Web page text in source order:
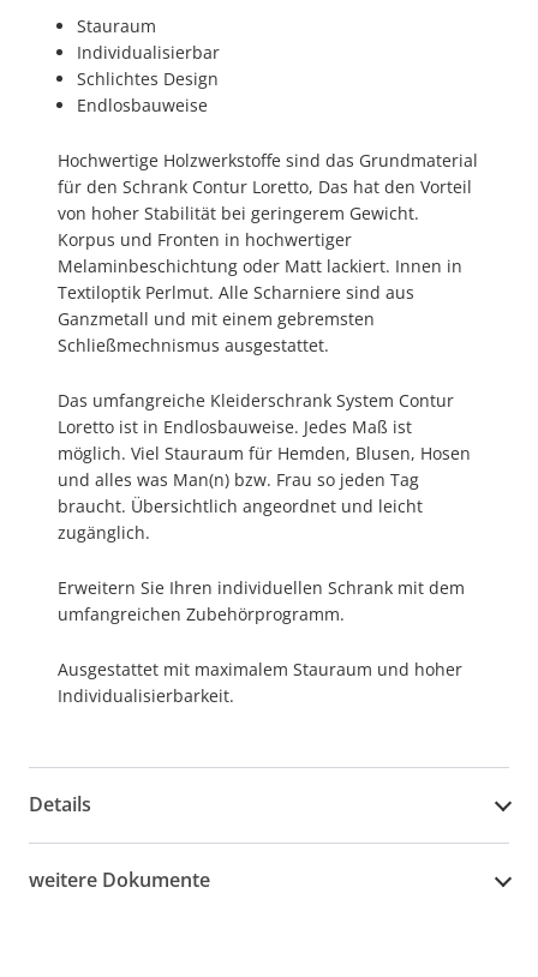
Stauraum
Individualisierbar
Schlichtes Design
Endlosbauweise
Hochwertige Holzwerkstoffe sind das Grundmaterial
für den Schrank Contur Loretto, Das hat den Vorteil
von hoher Stabilität bei geringerem Gewicht.
Korpus und Fronten in hochwertiger
Melaminbeschichtung oder Matt lackiert. Innen in
Textiloptik Perlmut. Alle Scharniere sind aus
Ganzmetall und mit einem gebremsten
Schließmechnismus ausgestattet.
Das umfangreiche Kleiderschrank System Contur
Loretto ist in Endlosbauweise. Jedes Maß ist
möglich. Viel Stauraum für Hemden, Blusen, Hosen
und alles was Man(n) bzw. Frau so jeden Tag
braucht. Übersichtlich angeordnet und leicht
zugänglich.
Erweitern Sie Ihren individuellen Schrank mit dem
umfangreichen Zubehörprogramm.
Ausgestattet mit maximalem Stauraum und hoher
Individualisierbarkeit.
Details
weitere Dokumente